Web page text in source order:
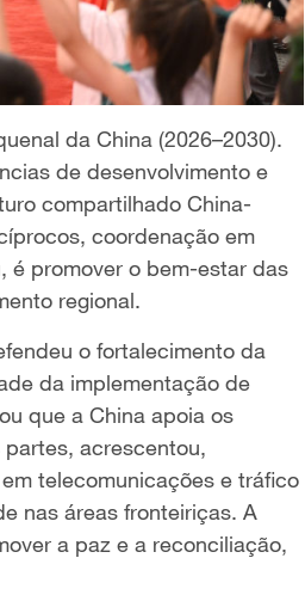
da China (2026–2030).
de desenvolvimento e
compartilhado China-
coordenação em
é promover o bem-estar das
regional.
o fortalecimento da
da implementação de
que a China apoia os
acrescentou,
telecomunicações e tráfico
nas áreas fronteiriças. A
a paz e a reconciliação,